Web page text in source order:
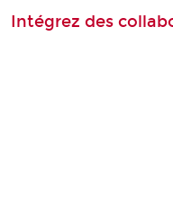
Intégrez des